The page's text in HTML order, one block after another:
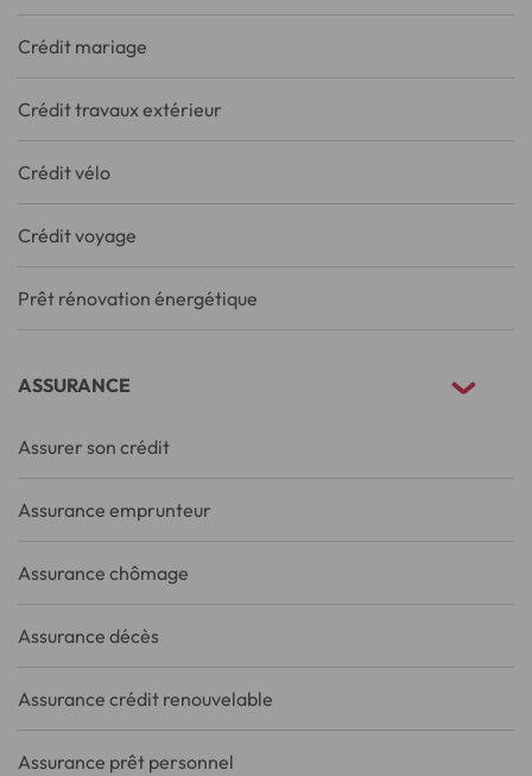
Crédit mariage
Crédit travaux extérieur
Crédit vélo
Crédit voyage
Prêt rénovation énergétique
ASSURANCE
Assurer son crédit
Assurance emprunteur
Assurance chômage
Assurance décès
Assurance crédit renouvelable
Assurance prêt personnel